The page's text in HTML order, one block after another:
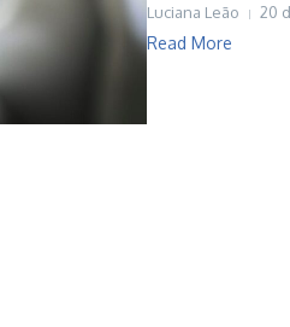
Luciana Leão 20
Read More